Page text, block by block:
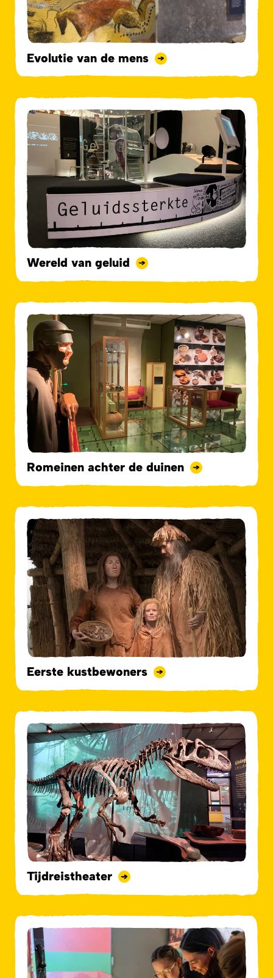
Evolutie van de mens
Wereld van geluid
Romeinen achter de duinen
Eerste kustbewoners
Tijdreistheater